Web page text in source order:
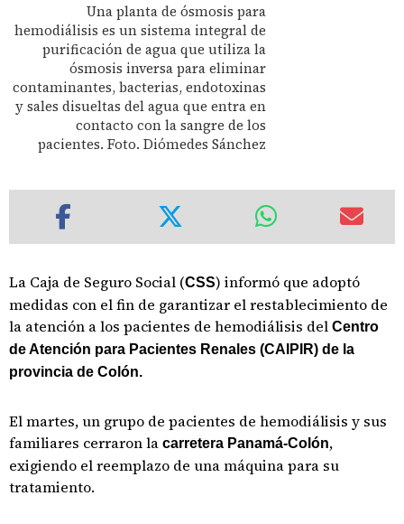
Una planta de ósmosis para
hemodiálisis es un sistema integral de
purificación de agua que utiliza la
ósmosis inversa para eliminar
contaminantes, bacterias, endotoxinas
y sales disueltas del agua que entra en
contacto con la sangre de los
pacientes. Foto. Diómedes Sánchez
La Caja de Seguro Social (CSS) informó que adoptó
medidas con el fin de garantizar el restablecimiento de
la atención a los pacientes de hemodiálisis del Centro
de Atención para Pacientes Renales (CAIPIR) de la
provincia de Colón.
El martes, un grupo de pacientes de hemodiálisis y sus
familiares cerraron la carretera Panamá-Colón,
exigiendo el reemplazo de una máquina para su
tratamiento.